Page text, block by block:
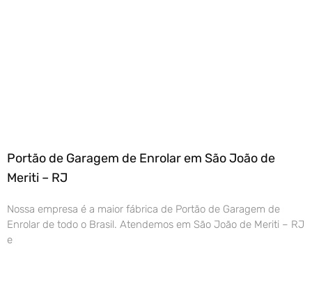
Portão de Garagem de Enrolar em São João de
Meriti – RJ
Nossa empresa é a maior fábrica de Portão de Garagem de
Enrolar de todo o Brasil. Atendemos em São João de Meriti – RJ
e